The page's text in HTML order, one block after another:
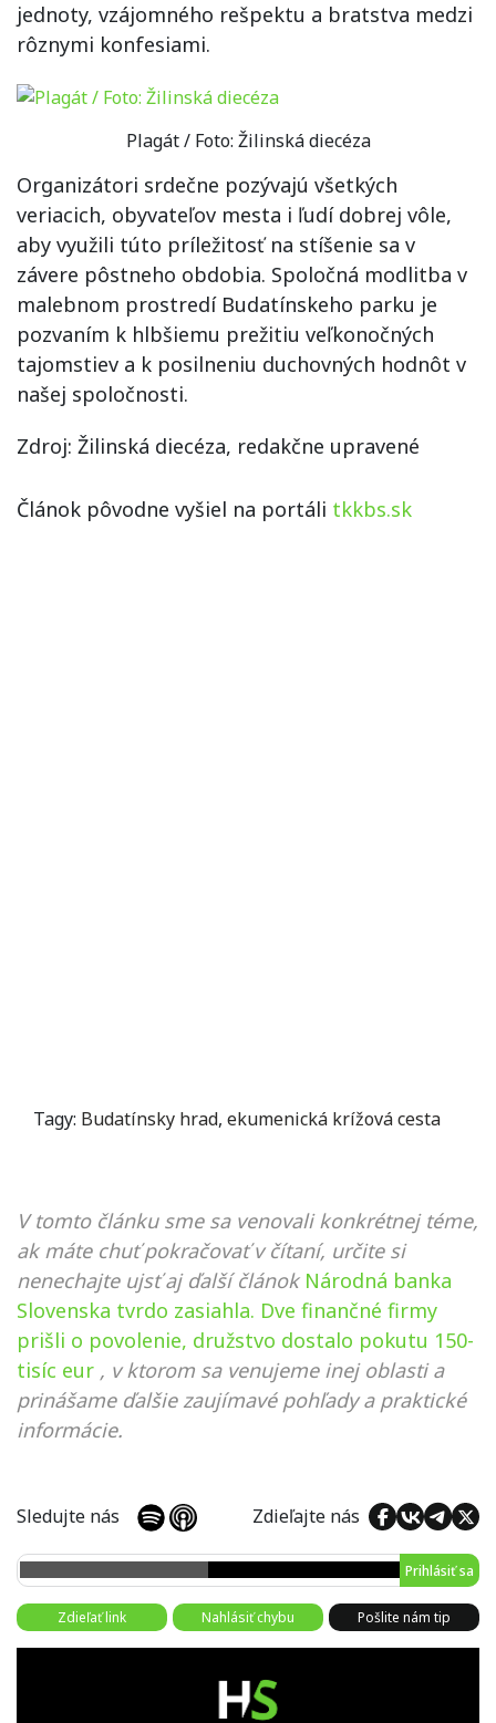
jednoty, vzájomného rešpektu a bratstva medzi
rôznymi konfesiami.
Plagát / Foto: Žilinská diecéza
Organizátori srdečne pozývajú všetkých
veriacich, obyvateľov mesta i ľudí dobrej vôle,
aby využili túto príležitosť na stíšenie sa v
závere pôstneho obdobia. Spoločná modlitba v
malebnom prostredí Budatínskeho parku je
pozvaním k hlbšiemu prežitiu veľkonočných
tajomstiev a k posilneniu duchovných hodnôt v
našej spoločnosti.
Zdroj: Žilinská diecéza, redakčne upravené
Článok pôvodne vyšiel na portáli tkkbs.sk
Tagy: Budatínsky hrad, ekumenická krížová cesta
V tomto článku sme sa venovali konkrétnej téme,
ak máte chuť pokračovať v čítaní, určite si
nenechajte ujsť aj ďalší článok Národná banka
Slovenska tvrdo zasiahla. Dve finančné firmy
prišli o povolenie, družstvo dostalo pokutu 150-
tisíc eur , v ktorom sa venujeme inej oblasti a
prinášame ďalšie zaujímavé pohľady a praktické
informácie.
Sledujte nás Zdieľajte nás
Prihlásiť sa
Zdieľať link Nahlásiť chybu Pošlite nám tip